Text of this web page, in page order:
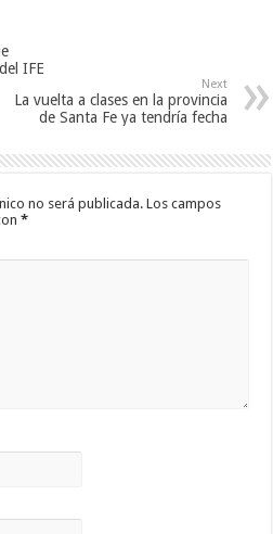
IFE
Next
La vuelta a clases en la provincia
de Santa Fe ya tendría fecha
no será publicada. Los campos
*